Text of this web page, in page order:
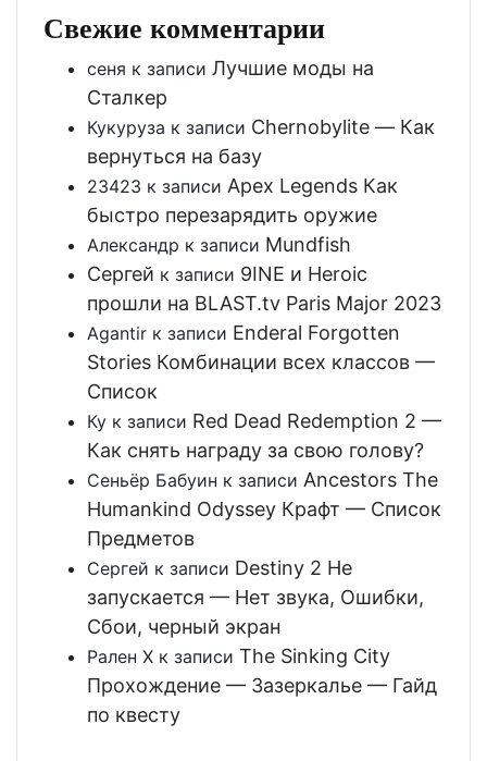
Свежие комментарии
сеня к записи Лучшие моды на
Сталкер
Кукуруза к записи Chernobylite — Как
вернуться на базу
23423 к записи Apex Legends Как
быстро перезарядить оружие
Александр к записи Mundfish
Сергей к записи 9INE и Heroic
прошли на BLAST.tv Paris Major 2023
Agantir к записи Enderal Forgotten
Stories Комбинации всех классов —
Список
Ку к записи Red Dead Redemption 2 —
Как снять награду за свою голову?
Сеньёр Бабуин к записи Ancestors The
Humankind Odyssey Крафт — Список
Предметов
Сергей к записи Destiny 2 Не
запускается — Нет звука, Ошибки,
Сбои, черный экран
Рален Х к записи The Sinking City
Прохождение — Зазеркалье — Гайд
по квесту